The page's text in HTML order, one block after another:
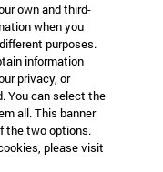
own and third-
when you
purposes.
information
privacy, or
You can select the
all. This banner
the two options.
please visit